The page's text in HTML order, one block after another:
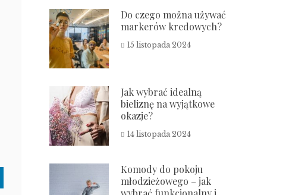
Do czego można używać
markerów kredowych?
15 listopada 2024
Jak wybrać idealną
bieliznę na wyjątkowe
okazje?
14 listopada 2024
Komody do pokoju
młodzieżowego – jak